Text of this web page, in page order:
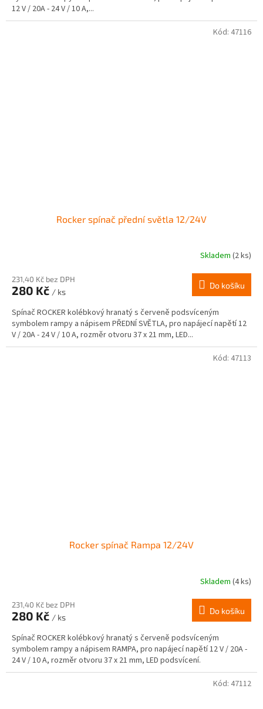
12 V / 20A - 24 V / 10 A,...
Rocker spínač přední světla 12/24V
Skladem (2 ks)
231,40 Kč bez DPH
280 Kč / ks
Do košíku
Spínač ROCKER kolébkový hranatý s červeně podsvíceným
symbolem rampy a nápisem PŘEDNÍ SVĚTLA, pro napájecí napětí 12
V / 20A - 24 V / 10 A, rozměr otvoru 37 x 21 mm, LED...
Kód: 47116
Rocker spínač Rampa 12/24V
Skladem (4 ks)
231,40 Kč bez DPH
280 Kč / ks
Do košíku
Spínač ROCKER kolébkový hranatý s červeně podsvíceným
symbolem rampy a nápisem RAMPA, pro napájecí napětí 12 V / 20A -
24 V / 10 A, rozměr otvoru 37 x 21 mm, LED podsvícení.
Kód: 47113
Kód: 47112